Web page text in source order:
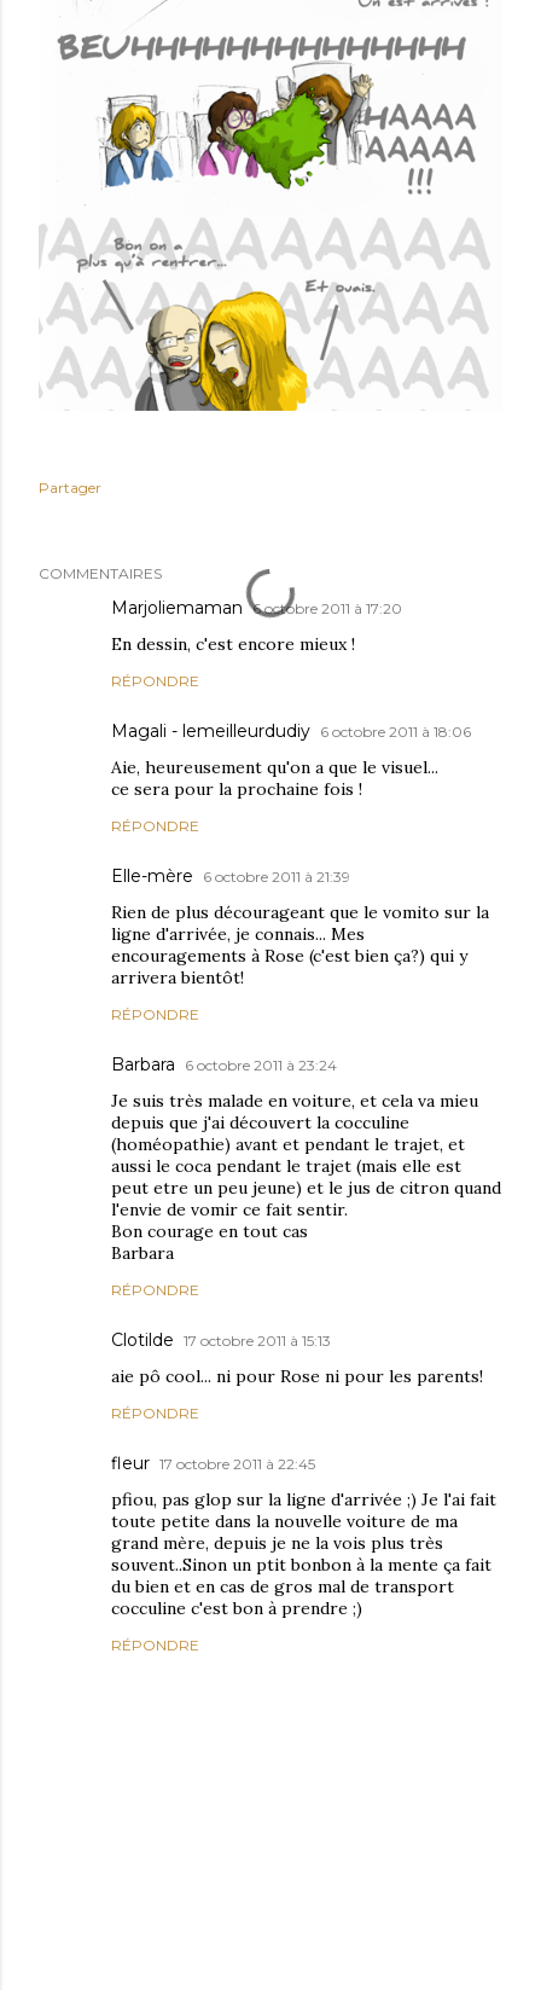
Partager
COMMENTAIRES
Marjoliemaman 6 octobre 2011 à 17:20
En dessin, c'est encore mieux !
RÉPONDRE
Magali - lemeilleurdudiy 6 octobre 2011 à 18:06
Aie, heureusement qu'on a que le visuel...
ce sera pour la prochaine fois !
RÉPONDRE
Elle-mère 6 octobre 2011 à 21:39
Rien de plus décourageant que le vomito sur la
ligne d'arrivée, je connais... Mes
encouragements à Rose (c'est bien ça?) qui y
arrivera bientôt!
RÉPONDRE
Barbara 6 octobre 2011 à 23:24
Je suis très malade en voiture, et cela va mieu
depuis que j'ai découvert la cocculine
(homéopathie) avant et pendant le trajet, et
aussi le coca pendant le trajet (mais elle est
peut etre un peu jeune) et le jus de citron quand
l'envie de vomir ce fait sentir.
Bon courage en tout cas
Barbara
RÉPONDRE
Clotilde 17 octobre 2011 à 15:13
aie pô cool... ni pour Rose ni pour les parents!
RÉPONDRE
fleur 17 octobre 2011 à 22:45
pfiou, pas glop sur la ligne d'arrivée ;) Je l'ai fait
toute petite dans la nouvelle voiture de ma
grand mère, depuis je ne la vois plus très
souvent..Sinon un ptit bonbon à la mente ça fait
du bien et en cas de gros mal de transport
cocculine c'est bon à prendre ;)
RÉPONDRE